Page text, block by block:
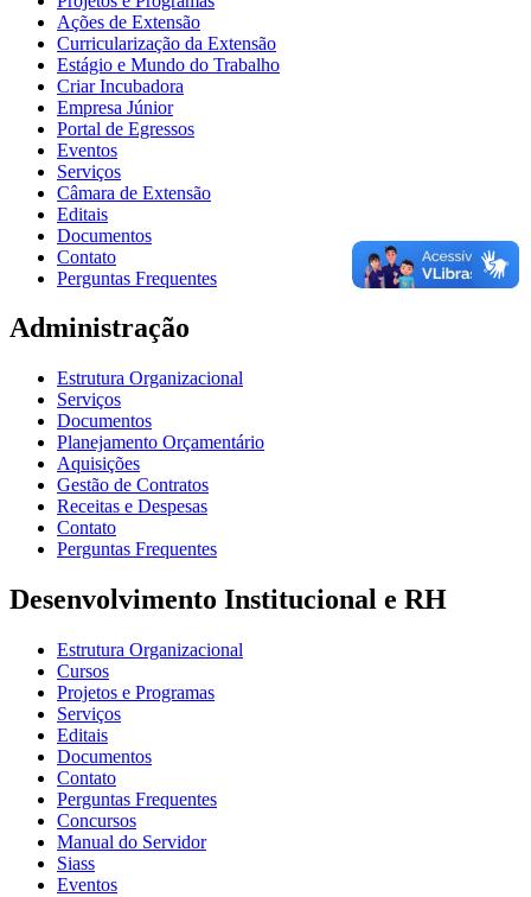
Ações de Extensão
Curricularização da Extensão
Estágio e Mundo do Trabalho
Criar Incubadora
Empresa Júnior
Portal de Egressos
Eventos
Serviços
Câmara de Extensão
Editais
Documentos
Contato
Perguntas Frequentes
Administração
Estrutura Organizacional
Serviços
Documentos
Planejamento Orçamentário
Aquisições
Gestão de Contratos
Receitas e Despesas
Contato
Perguntas Frequentes
Desenvolvimento Institucional e RH
Estrutura Organizacional
Cursos
Projetos e Programas
Serviços
Editais
Documentos
Contato
Perguntas Frequentes
Concursos
Manual do Servidor
Siass
Eventos